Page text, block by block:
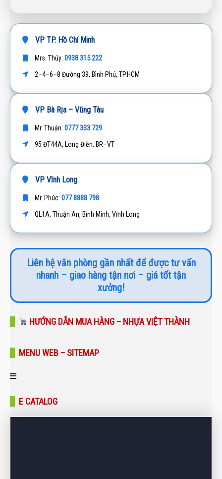
VP TP. Hồ Chí Minh
Mrs. Thúy: 0938 315 222
2–4–6–8 Đường 39, Bình Phú, TP.HCM
VP Bà Rịa – Vũng Tàu
Mr. Thuận: 0777 333 729
95 ĐT44A, Long Điền, BR–VT
VP Vĩnh Long
Mr. Phúc: 077 8888 798
QL1A, Thuận An, Bình Minh, Vĩnh Long
Liên hệ văn phòng gần nhất để được tư vấn
nhanh – giao hàng tận nơi – giá tốt tận
xưởng!
HƯỚNG DẪN MUA HÀNG – NHỰA VIỆT THÀNH
MENU WEB – SITEMAP
Trang chủ
E CATALOG